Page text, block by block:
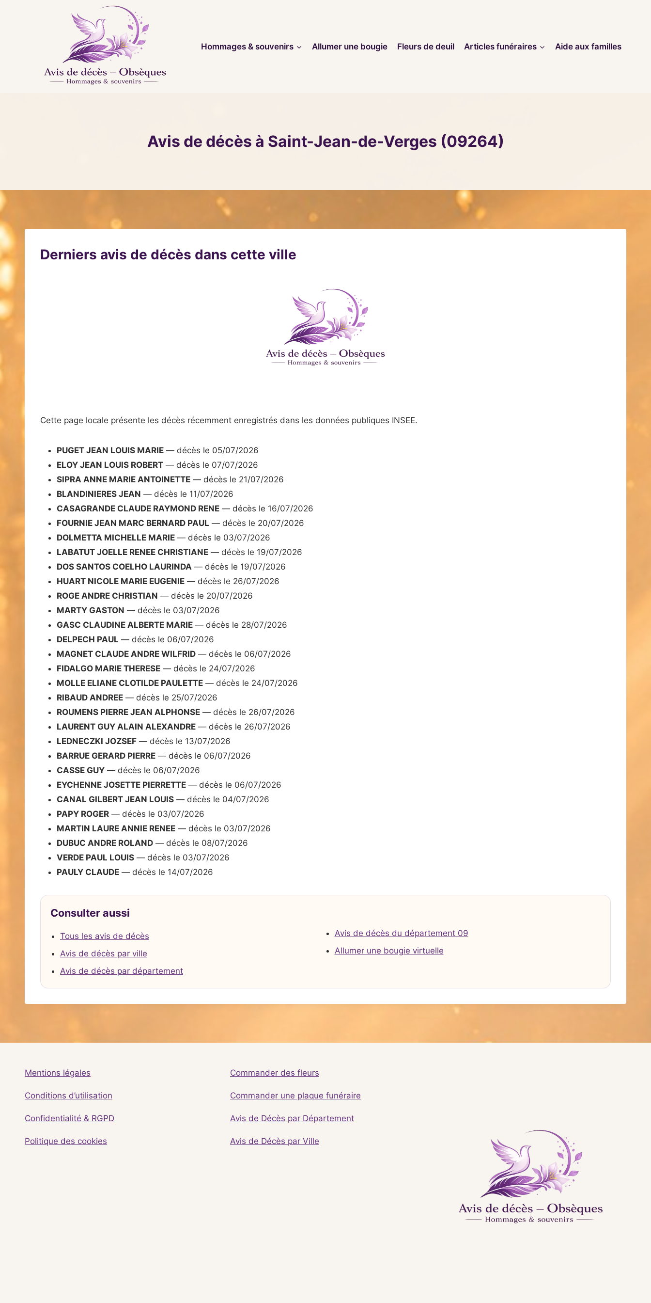
Hommages & souvenirs
Allumer une bougie Fleurs de deuil Articles funéraires Aide aux familles
Avis de décès à Saint-Jean-de-Verges (09264)
Derniers avis de décès dans cette ville
Cette page locale présente les décès récemment enregistrés dans les données publiques INSEE.
PUGET JEAN LOUIS MARIE — décès le 05/07/2026
ELOY JEAN LOUIS ROBERT — décès le 07/07/2026
SIPRA ANNE MARIE ANTOINETTE — décès le 21/07/2026
BLANDINIERES JEAN — décès le 11/07/2026
CASAGRANDE CLAUDE RAYMOND RENE — décès le 16/07/2026
FOURNIE JEAN MARC BERNARD PAUL — décès le 20/07/2026
DOLMETTA MICHELLE MARIE — décès le 03/07/2026
LABATUT JOELLE RENEE CHRISTIANE — décès le 19/07/2026
DOS SANTOS COELHO LAURINDA — décès le 19/07/2026
HUART NICOLE MARIE EUGENIE — décès le 26/07/2026
ROGE ANDRE CHRISTIAN — décès le 20/07/2026
MARTY GASTON — décès le 03/07/2026
GASC CLAUDINE ALBERTE MARIE — décès le 28/07/2026
DELPECH PAUL — décès le 06/07/2026
MAGNET CLAUDE ANDRE WILFRID — décès le 06/07/2026
FIDALGO MARIE THERESE — décès le 24/07/2026
MOLLE ELIANE CLOTILDE PAULETTE — décès le 24/07/2026
RIBAUD ANDREE — décès le 25/07/2026
ROUMENS PIERRE JEAN ALPHONSE — décès le 26/07/2026
LAURENT GUY ALAIN ALEXANDRE — décès le 26/07/2026
LEDNECZKI JOZSEF — décès le 13/07/2026
BARRUE GERARD PIERRE — décès le 06/07/2026
CASSE GUY — décès le 06/07/2026
EYCHENNE JOSETTE PIERRETTE — décès le 06/07/2026
CANAL GILBERT JEAN LOUIS — décès le 04/07/2026
PAPY ROGER — décès le 03/07/2026
MARTIN LAURE ANNIE RENEE — décès le 03/07/2026
DUBUC ANDRE ROLAND — décès le 08/07/2026
VERDE PAUL LOUIS — décès le 03/07/2026
PAULY CLAUDE — décès le 14/07/2026
Consulter aussi
Tous les avis de décès
Avis de décès par ville
Avis de décès par département
Avis de décès du département 09
Allumer une bougie virtuelle
Mentions légales
Conditions d’utilisation
Confidentialité & RGPD
Politique des cookies
Commander des fleurs
Commander une plaque funéraire
Avis de Décès par Département
Avis de Décès par Ville